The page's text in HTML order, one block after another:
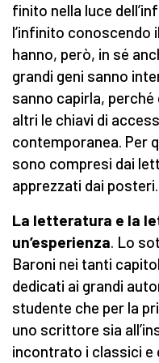
finito nella luce
l’infinito conoscendo
hanno, però, in sé
grandi geni sanno
sanno capirla,
altri le chiavi di
contemporanea. Per
sono compresi dai
apprezzati dai posteri.
La letteratura e la
un’esperienza. Lo
Baroni nei tanti
dedicati ai grandi
studente che per la
uno scrittore sia
incontrato i classici e